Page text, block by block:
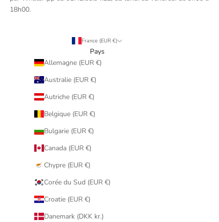
18h00.
France (EUR €)
Pays
Allemagne (EUR €)
Australie (EUR €)
Autriche (EUR €)
Belgique (EUR €)
Bulgarie (EUR €)
Canada (EUR €)
Chypre (EUR €)
Corée du Sud (EUR €)
Croatie (EUR €)
Danemark (DKK kr.)